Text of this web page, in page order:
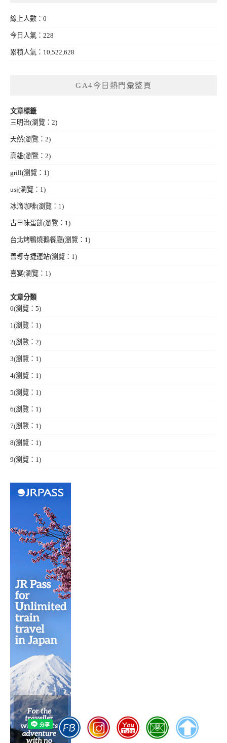
線上人數：0
今日人氣：228
累積人氣：10,522,628
GA4今日熱門彙整頁
文章標籤
三明治(瀏覽：2)
天然(瀏覽：2)
高雄(瀏覽：2)
grill(瀏覽：1)
usj(瀏覽：1)
冰滴咖啡(瀏覽：1)
古早味蛋餅(瀏覽：1)
台北烤鴨燒鵝餐廳(瀏覽：1)
善導寺捷運站(瀏覽：1)
喜宴(瀏覽：1)
文章分類
0(瀏覽：5)
1 (瀏覽：1)
2(瀏覽：2)
3(瀏覽：1)
4(瀏覽：1)
5(瀏覽：1)
6(瀏覽：1)
7(瀏覽：1)
8(瀏覽：1)
9(瀏覽：1)